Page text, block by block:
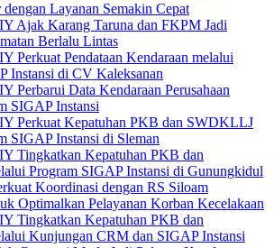
Layanan Semakin Cepat
Ajak Karang Taruna dan FKPM Jadi
Berlalu Lintas
Perkuat Pendataan Kendaraan melalui
Instansi di CV Kaleksanan
Perbarui Data Kendaraan Perusahaan
SIGAP Instansi
Perkuat Kepatuhan PKB dan SWDKLLJ
SIGAP Instansi di Sleman
Tingkatkan Kepatuhan PKB dan
Program SIGAP Instansi di Gunungkidul
Koordinasi dengan RS Siloam
Optimalkan Pelayanan Korban Kecelakaan
Tingkatkan Kepatuhan PKB dan
Kunjungan CRM dan SIGAP Instansi